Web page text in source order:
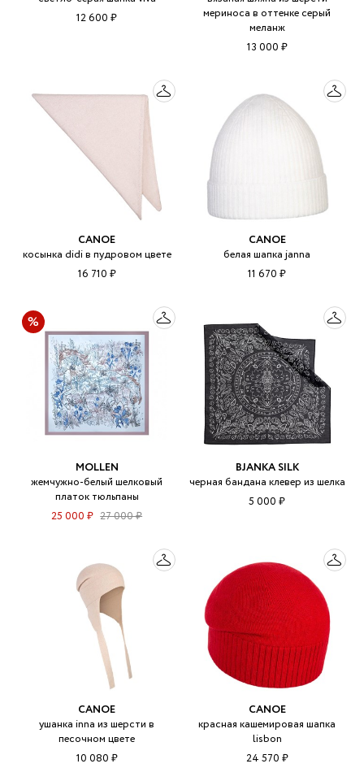
12 600 ₽
мериноса в оттенке серый
меланж
13 000 ₽
CANOE
косынка didi в пудровом цвете
16 710 ₽
CANOE
белая шапка janna
11 670 ₽
MOLLEN
жемчужно-белый шелковый
платок тюльпаны
25 000 ₽ 27 000 ₽
BJANKA SILK
черная бандана клевер из шелка
5 000 ₽
CANOE
ушанка inna из шерсти в
песочном цвете
10 080 ₽
CANOE
красная кашемировая шапка
lisbon
24 570 ₽